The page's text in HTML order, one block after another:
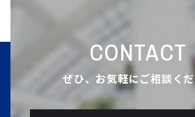
CONTACT
ぜひ、お気軽にご相談く